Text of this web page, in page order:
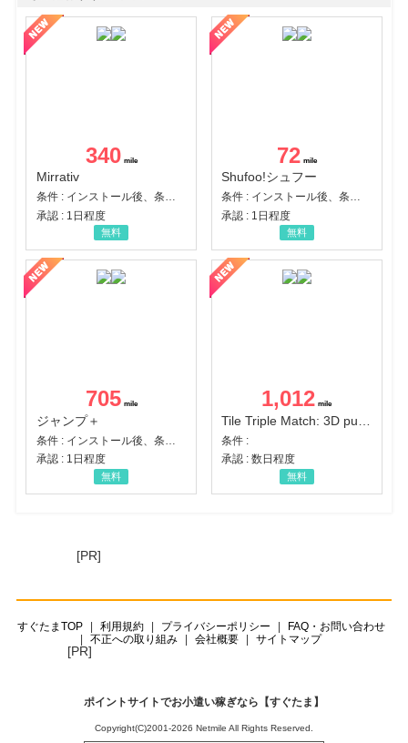
340
Mirrativ
条件 : インストール後、条件達成
承認 : 1日程度
無料
72
Shufoo!シュフー
条件 : インストール後、条件達成
承認 : 1日程度
無料
705
ジャンプ＋
承認 : 1日程度
無料
1,012
条件 :
承認 : 数日程度
無料
[PR]
すぐたまTOP 利用規約 プライバシーポリシー
FAQ・お問い合わせ
不正への取り組み
会社概要 サイトマップ
[PR]
ポイントサイトでお小遣い稼ぎなら【すぐたま】
Copyright(C)2001-2026 Netmile All Rights Reserved.